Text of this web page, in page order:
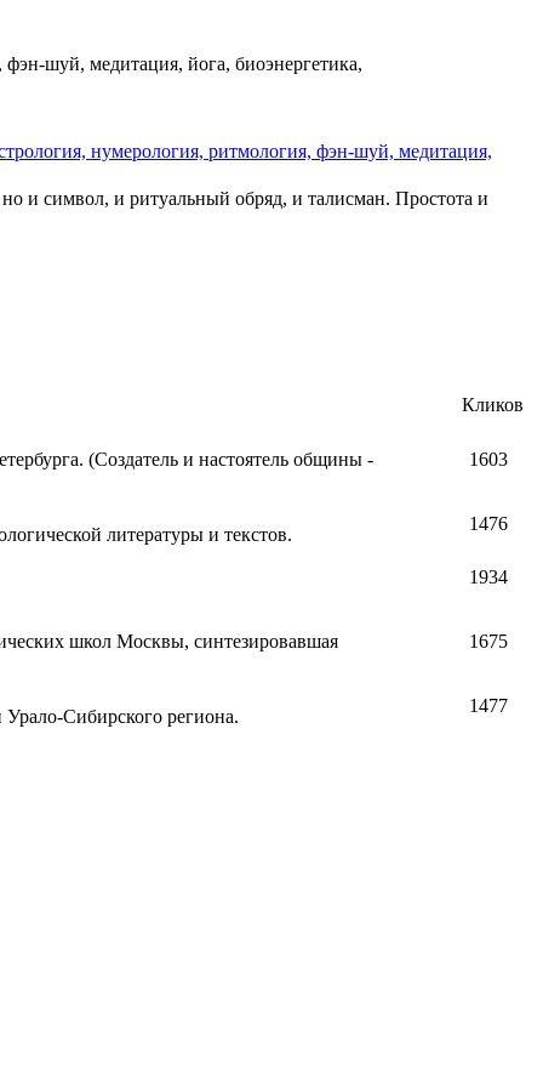
фэн-шуй, медитация, йога, биоэнергетика,
нумерология, ритмология, фэн-шуй, медитация,
и символ, и ритуальный обряд, и талисман. Простота и
Кликов
(Создатель и настоятель общины - 1603
литературы и текстов.
1476
1934
школ Москвы, синтезировавшая 1675
Сибирского региона.
1477